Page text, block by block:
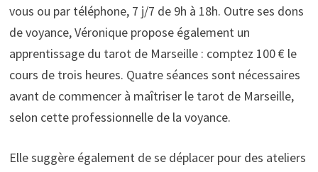
vous ou par téléphone, 7 j/7 de 9h à 18h. Outre ses dons
de voyance, Véronique propose également un
apprentissage du tarot de Marseille : comptez 100 € le
cours de trois heures. Quatre séances sont nécessaires
avant de commencer à maîtriser le tarot de Marseille,
selon cette professionnelle de la voyance.
Elle suggère également de se déplacer pour des ateliers